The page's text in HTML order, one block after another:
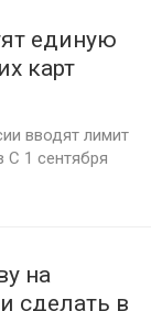
единую
карт
вводят лимит
С 1 сентября
на
сделать в